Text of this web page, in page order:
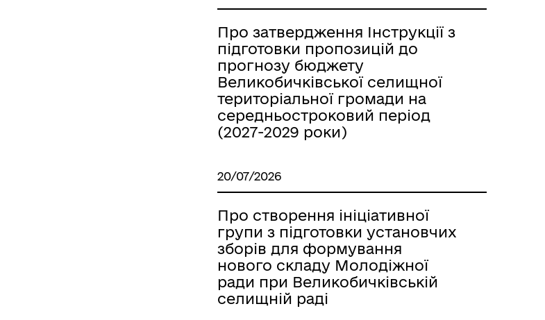
Про затвердження Інструкції з
підготовки пропозицій до
прогнозу бюджету
Великобичківської селищної
територіальної громади на
середньостроковий період
(2027-2029 роки)
20/07/2026
Про створення ініціативної
групи з підготовки установчих
зборів для формування
нового складу Молодіжної
ради при Великобичківській
селищній раді